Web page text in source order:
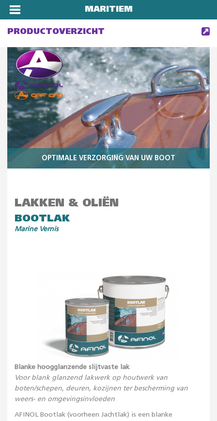
MARITIEM
PRODUCTOVERZICHT
OPTIMALE VERZORGING VAN UW BOOT
LAKKEN & OLIËN
BOOTLAK
Marine Vernis
Blanke hoogglanzende slijtvaste lak
Voor blank glanzend lakwerk op houtwerk van
boten/schepen, deuren, kozijnen ter bescherming van
weers- en omgevingsinvloeden
AFINOL Bootlak (voorheen Jachtlak) is een blanke